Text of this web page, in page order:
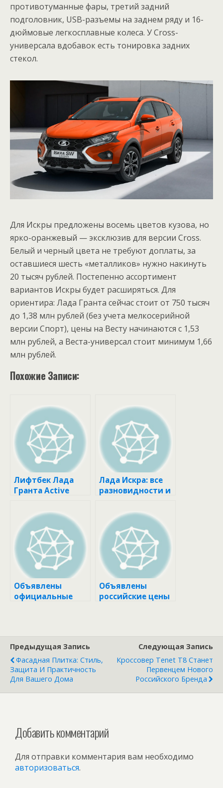
противотуманные фары, третий задний
подголовник, USB-разъемы на заднем ряду и 16-
дюймовые легкосплавные колеса. У Cross-
универсала вдобавок есть тонировка задних
стекол.
Для Искры предложены восемь цветов кузова, но
ярко-оранжевый — эксклюзив для версии Cross.
Белый и черный цвета не требуют доплаты, за
оставшиеся шесть «металликов» нужно накинуть
20 тысяч рублей. Постепенно ассортимент
вариантов Искры будет расширяться. Для
ориентира: Лада Гранта сейчас стоит от 750 тысяч
до 1,38 млн рублей (без учета мелкосерийной
версии Спорт), цены на Весту начинаются с 1,53
млн рублей, а Веста-универсал стоит минимум 1,66
млн рублей.
Похожие Записи:
Лифтбек Лада
Гранта Active
старт продаж
Лада Искра: все
разновидности и
производства
Объявлены
официальные
Объявлены
российские цены
Предыдущая Запись
Фасадная Плитка: Стиль,
Защита И Практичность
Для Вашего Дома
Следующая Запись
Кроссовер Tenet T8 Станет
Первенцем Нового
Российского Бренда
Добавить комментарий
Для отправки комментария вам необходимо
авторизоваться.